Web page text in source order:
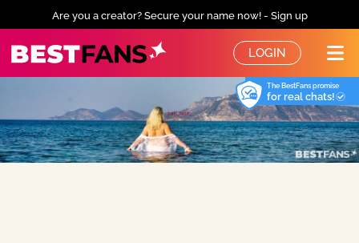
Are you a creator? Secure your name now! - Sign up
BestFans – Zurück zur Startseite LOGIN
The BestFans promise
for real chats!